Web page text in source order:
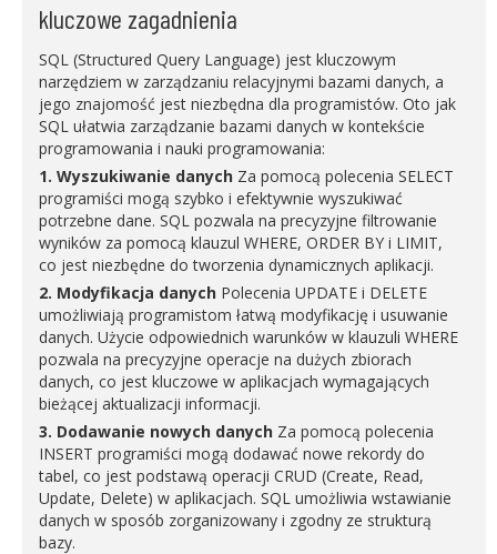
kluczowe zagadnienia
SQL (Structured Query Language) jest kluczowym
narzędziem w zarządzaniu relacyjnymi bazami danych, a
jego znajomość jest niezbędna dla programistów. Oto jak
SQL ułatwia zarządzanie bazami danych w kontekście
programowania i nauki programowania:
1. Wyszukiwanie danych Za pomocą polecenia SELECT
programiści mogą szybko i efektywnie wyszukiwać
potrzebne dane. SQL pozwala na precyzyjne filtrowanie
wyników za pomocą klauzul WHERE, ORDER BY i LIMIT,
co jest niezbędne do tworzenia dynamicznych aplikacji.
2. Modyfikacja danych Polecenia UPDATE i DELETE
umożliwiają programistom łatwą modyfikację i usuwanie
danych. Użycie odpowiednich warunków w klauzuli WHERE
pozwala na precyzyjne operacje na dużych zbiorach
danych, co jest kluczowe w aplikacjach wymagających
bieżącej aktualizacji informacji.
3. Dodawanie nowych danych Za pomocą polecenia
INSERT programiści mogą dodawać nowe rekordy do
tabel, co jest podstawą operacji CRUD (Create, Read,
Update, Delete) w aplikacjach. SQL umożliwia wstawianie
danych w sposób zorganizowany i zgodny ze strukturą
bazy.